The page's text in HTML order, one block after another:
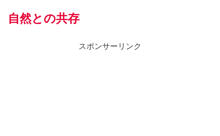
自然との共存
スポンサーリンク